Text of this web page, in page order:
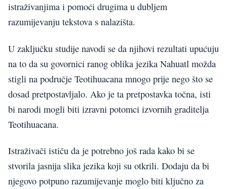
istraživanjima i pomoći drugima u dubljem
razumijevanju tekstova s nalazišta.
U zaključku studije navodi se da njihovi rezultati upućuju
na to da su govornici ranog oblika jezika Nahuatl možda
stigli na područje Teotihuacana mnogo prije nego što se
dosad pretpostavljalo. Ako je ta pretpostavka točna, isti
bi narodi mogli biti izravni potomci izvornih graditelja
Teotihuacana.
Istraživači ističu da je potrebno još rada kako bi se
stvorila jasnija slika jezika koji su otkrili. Dodaju da bi
njegovo potpuno razumijevanje moglo biti ključno za